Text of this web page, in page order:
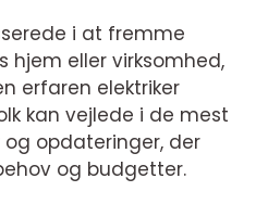
i at fremme
eller virksomhed,
erfaren elektriker
kan vejlede i de mest
opdateringer, der
og budgetter.